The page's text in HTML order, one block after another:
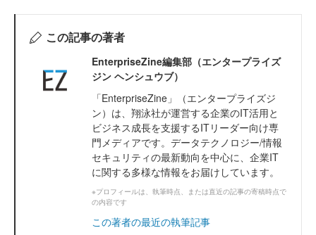
この記事の著者
EnterpriseZine編集部（エンタープライズ
ジン ヘンシュウブ）
「EnterpriseZine」（エンタープライズジ
ン）は、翔泳社が運営する企業のIT活用と
ビジネス成長を支援するITリーダー向け専
門メディアです。データテクノロジー/情報
セキュリティの最新動向を中心に、企業IT
に関する多様な情報をお届けしています。
※プロフィールは、執筆時点、または直近の記事の寄稿時点で
の内容です
この著者の最近の執筆記事